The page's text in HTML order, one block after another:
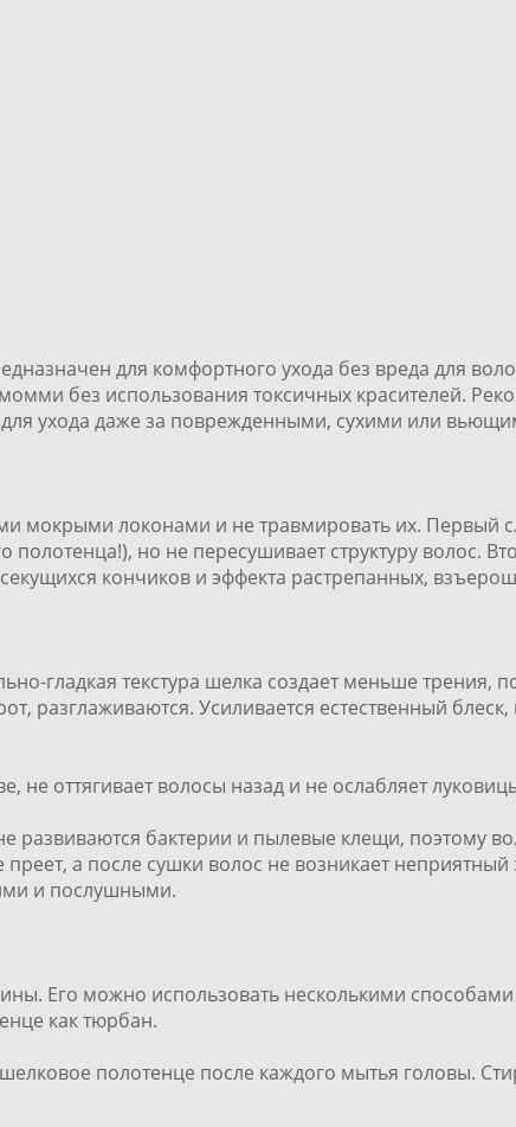
для комфортного ухода без вреда для
без использования токсичных красителей.
ухода даже за поврежденными, сухими или
мокрыми локонами и не травмировать их. Первый
но не пересушивает структуру волос.
кончиков и эффекта растрепанных,
гладкая текстура шелка создает меньше трения,
разглаживаются. Усиливается естественный
оттягивает волосы назад и не ослабляет
развиваются бактерии и пылевые клещи, поэтому
а после сушки волос не возникает
и послушными.
Его можно использовать несколькими
как тюрбан.
полотенце после каждого мытья головы.